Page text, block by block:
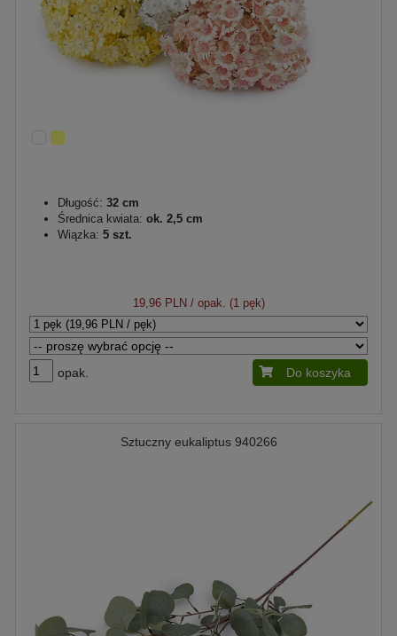
Długość: 32 cm
Średnica kwiata: ok. 2,5 cm
Wiązka: 5 szt.
19,96 PLN / opak. (1 pęk)
opak. Do koszyka
Sztuczny eukaliptus 940266